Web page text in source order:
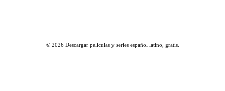
© 2026 Descargar peliculas y series español latino, gratis.